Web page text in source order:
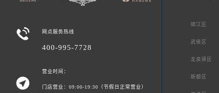
 网点服务热线
400-995-7728

营业时间：
门店营业：09:00-19:30（节假日正常营业）
锦江区
武侯区
龙泉驿区
新都区